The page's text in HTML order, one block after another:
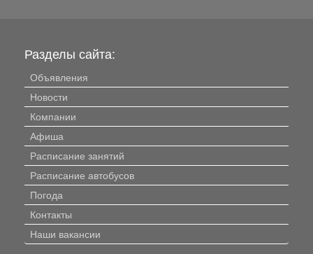
Разделы сайта:
Объявления
Новости
Компании
Афиша
Расписание занятий
Расписание автобусов
Погода
Контакты
Наши вакансии